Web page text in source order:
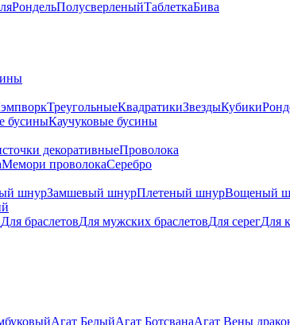
РондельПолусверленыйТаблеткаБива
ТреугольныеКвадратикиЗвездыКубики
бусиныКаучуковые бусины
декоративныеПроволока
Мемори проволокаСеребро
шнурЗамшевый шнурПлетеный шнурВощеный
Для браслетовДля мужских браслетовДля серегДля
Агат БелыйАгат БотсванаАгат Вены